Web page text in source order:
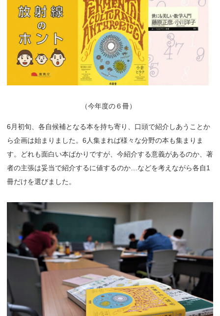
（今年度の６冊）
6月初旬、各自候補となる本を持ち寄り、口頭で紹介しあうことか
ら企画は始まりました。6人集まれば様々な分野の本も集まりま
す。どれも面白い本ばかりですが、今紹介する意義があるのか、著
者の主張は妥当で紹介するに値するのか…などを考えながら各自1
冊だけを選びました。